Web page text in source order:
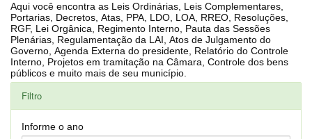
Aqui você encontra as Leis Ordinárias, Leis Complementares,
Portarias, Decretos, Atas, PPA, LDO, LOA, RREO, Resoluções,
RGF, Lei Orgânica, Regimento Interno, Pauta das Sessões
Plenárias, Regulamentação da LAI, Atos de Julgamento do
Governo, Agenda Externa do presidente, Relatório do Controle
Interno, Projetos em tramitação na Câmara, Controle dos bens
públicos e muito mais de seu município.
Filtro
Informe o ano